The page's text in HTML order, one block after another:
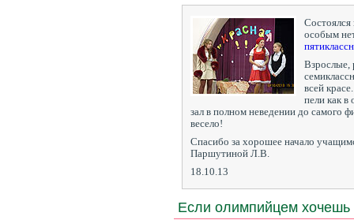
Состоялся
особым
Взрослые,
всей
пели как в
зал в полном неведении до самого
весело!
Спасибо за хорошее начало
Паршутиной Л.В.
18.10.13
Если олимпийцем хочешь